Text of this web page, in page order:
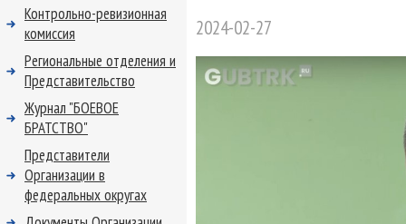
2024-02-27
Контрольно-ревизионная
комиссия
Региональные отделения и
Представительство
Журнал "БОЕВОЕ
БРАТСТВО"
Представители
Организации в
федеральных округах